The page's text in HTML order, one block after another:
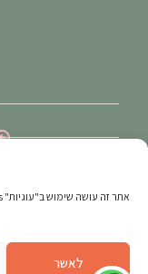
אתר זה עושה שימוש ב"עוגיות" Cookies לצורך תפעול שוטף ותקין בהתאם למדיניות פרטיות
לאשר
על ידי